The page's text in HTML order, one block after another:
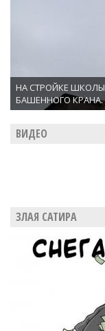
НА СТРОЙКЕ ШКОЛЫ
БАШЕННОГО
ВИДЕО
ЗЛАЯ САТИРА